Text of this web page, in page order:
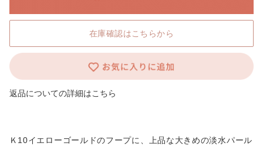
在庫確認はこちらから
返品についての詳細はこちら
Ｋ10イエローゴールドのフープに、上品な大きめの淡水パール